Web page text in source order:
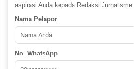
aspirasi Anda kepada Redaksi Jurnalisme.
Nama Pelapor
No. WhatsApp